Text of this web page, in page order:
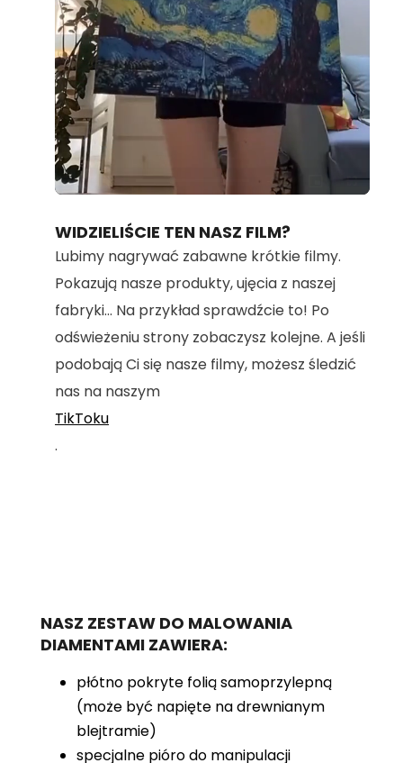
Unmute Loaded
100.00%
WIDZIELIŚCIE TEN NASZ FILM?
Lubimy nagrywać zabawne krótkie filmy.
Pokazują nasze produkty, ujęcia z naszej
fabryki... Na przykład sprawdźcie to! Po
odświeżeniu strony zobaczysz kolejne. A jeśli
podobają Ci się nasze filmy, możesz śledzić
nas na naszym
TikToku
.
NASZ ZESTAW DO MALOWANIA
DIAMENTAMI ZAWIERA:
płótno pokryte folią samoprzylepną
(może być napięte na drewnianym
blejtramie)
specjalne pióro do manipulacji